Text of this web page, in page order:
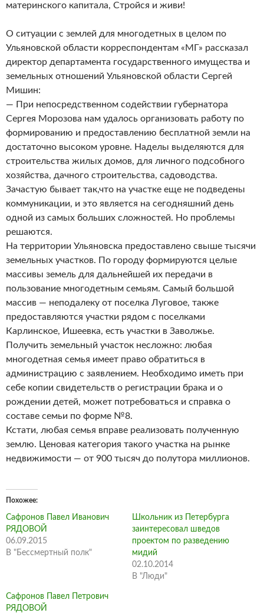
материнского капитала, Стройся и живи!
О ситуации с землей для многодетных в целом по
Ульяновской области корреспондентам «МГ» рассказал
директор департамента государственного имущества и
земельных отношений Ульяновской области Сергей
Мишин:
— При непосредственном содействии губернатора
Сергея Морозова нам удалось организовать работу по
формированию и предоставлению бесплатной земли на
достаточно высоком уровне. Наделы выделяются для
строительства жилых домов, для личного подсобного
хозяйства, дачного строительства, садоводства.
Зачастую бывает так,что на участке еще не подведены
коммуникации, и это является на сегодняшний день
одной из самых больших сложностей. Но проблемы
решаются.
На территории Ульяновска предоставлено свыше тысячи
земельных участков. По городу формируются целые
массивы земель для дальнейшей их передачи в
пользование многодетным семьям. Самый большой
массив — неподалеку от поселка Луговое, также
предоставляются участки рядом с поселками
Карлинское, Ишеевка, есть участки в Заволжье.
Получить земельный участок несложно: любая
многодетная семья имеет право обратиться в
администрацию с заявлением. Необходимо иметь при
себе копии свидетельств о регистрации брака и о
рождении детей, может потребоваться и справка о
составе семьи по форме №8.
Кстати, любая семья вправе реализовать полученную
землю. Ценовая категория такого участка на рынке
недвижимости — от 900 тысяч до полутора миллионов.
Похожее
Сафронов Павел Иванович
РЯДОВОЙ
06.09.2015
В "Бессмертный полк"
Школьник из Петербурга
заинтересовал шведов
проектом по разведению
мидий
02.10.2014
В "Люди"
Сафронов Павел Петрович
РЯДОВОЙ